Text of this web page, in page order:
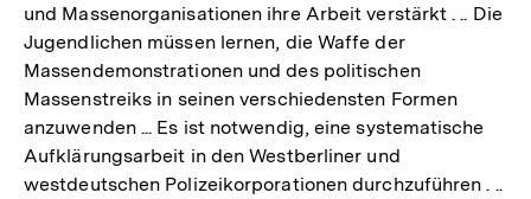
und Massenorganisationen ihre Arbeit verstärkt . .. Die
Jugendlichen müssen lernen, die Waffe der
Massendemonstrationen und des politischen
Massenstreiks in seinen verschiedensten Formen
anzuwenden ... Es ist notwendig, eine systematische
Aufklärungsarbeit in den Westberliner und
westdeutschen Polizeikorporationen durchzuführen . ..